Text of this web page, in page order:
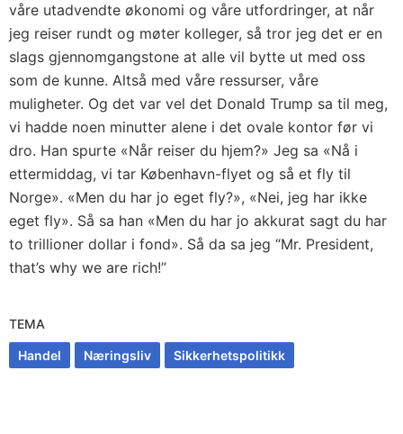
våre utadvendte økonomi og våre utfordringer, at når
jeg reiser rundt og møter kolleger, så tror jeg det er en
slags gjennomgangstone at alle vil bytte ut med oss
som de kunne. Altså med våre ressurser, våre
muligheter. Og det var vel det Donald Trump sa til meg,
vi hadde noen minutter alene i det ovale kontor før vi
dro. Han spurte «Når reiser du hjem?» Jeg sa «Nå i
ettermiddag, vi tar København-flyet og så et fly til
Norge». «Men du har jo eget fly?», «Nei, jeg har ikke
eget fly». Så sa han «Men du har jo akkurat sagt du har
to trillioner dollar i fond». Så da sa jeg “Mr. President,
that’s why we are rich!”
TEMA
Handel Næringsliv Sikkerhetspolitikk